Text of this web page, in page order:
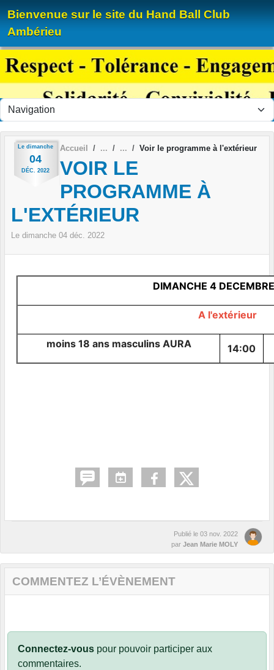
Bienvenue sur le site du Hand Ball Club
Ambérieu
Le dimanche
04
DÉC. 2022
Accueil Voir le programme à l'extérieur
VOIR LE
PROGRAMME À
L'EXTÉRIEUR
Le dimanche 04 déc. 2022
DIMANCHE 4
A l'extérieur
moins 18 ans masculins AURA 14:00
Publié le 03 nov. 2022
par Jean Marie MOLY
COMMENTEZ L’ÉVÈNEMENT
Connectez-vous pour pouvoir participer aux
commentaires.